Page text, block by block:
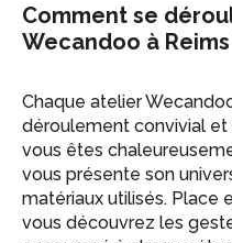
Comment se
Wecandoo à Reims
Chaque atelier
déroulement convivial et
vous êtes
vous présente son
matériaux utilisés. Place
vous découvrez les